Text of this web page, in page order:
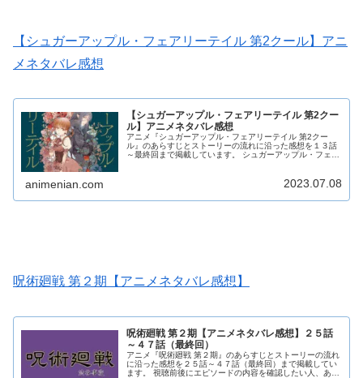
【シュガーアップル・フェアリーテイル 第2クール】アニ
メネタバレ感想
【シュガーアップル・フェアリーテイル 第2クー
ル】アニメネタバレ感想
アニメ『シュガーアップル・フェアリーテイル 第2クー
ル』のあらすじとストーリーの流れに沿った感想を１３話
～最終回まで掲載しています。 シュガーアップル・フェア
animenian.com 2023.07.08
呪術廻戦 第２期【アニメネタバレ感想】
呪術廻戦 第２期【アニメネタバレ感想】２５話
～４７話（最終回）
アニメ『呪術廻戦 第２期』のあらすじとストーリーの流れ
に沿った感想を２５話～４７話（最終回）まで掲載してい
ます。 視聴前後にエピソードの内容を確認したい人、あら